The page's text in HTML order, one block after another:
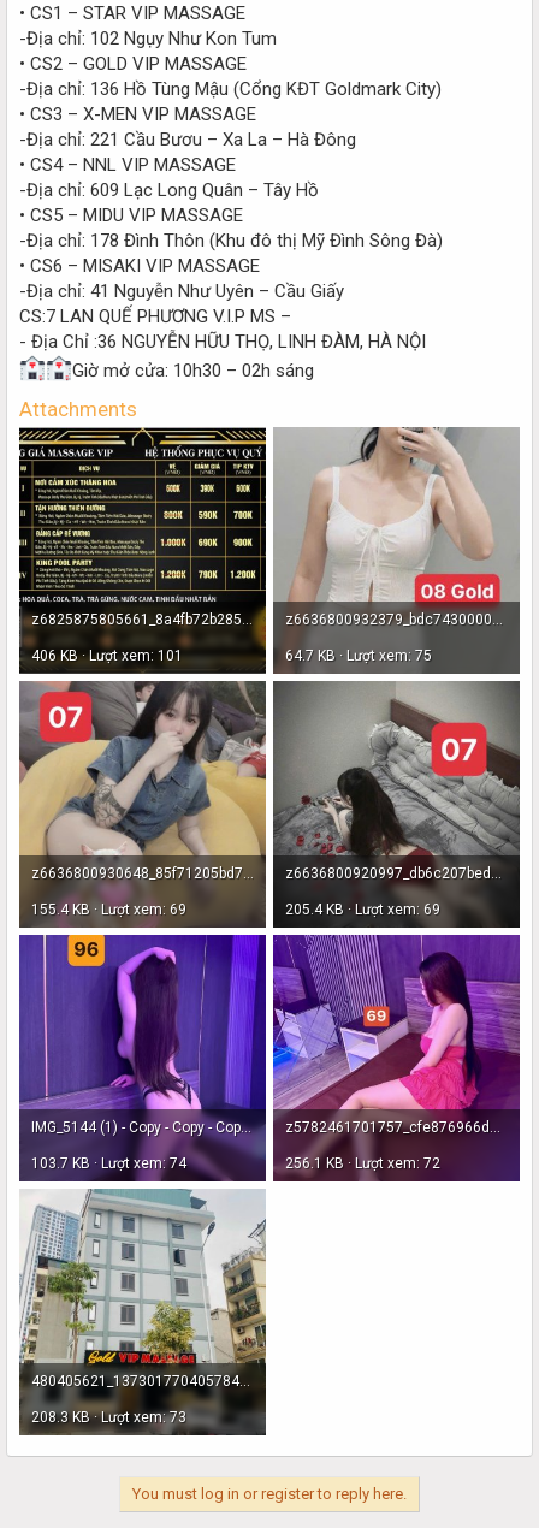
• CS1 – STAR VIP MASSAGE
-Địa chỉ: 102 Ngụy Như Kon Tum
• CS2 – GOLD VIP MASSAGE
-Địa chỉ: 136 Hồ Tùng Mậu (Cổng KĐT Goldmark City)
• CS3 – X-MEN VIP MASSAGE
-Địa chỉ: 221 Cầu Bươu – Xa La – Hà Đông
• CS4 – NNL VIP MASSAGE
-Địa chỉ: 609 Lạc Long Quân – Tây Hồ
• CS5 – MIDU VIP MASSAGE
-Địa chỉ: 178 Đình Thôn (Khu đô thị Mỹ Đình Sông Đà)
• CS6 – MISAKI VIP MASSAGE
-Địa chỉ: 41 Nguyễn Như Uyên – Cầu Giấy
CS:7 LAN QUẾ PHƯƠNG V.I.P MS –
- Địa Chỉ :36 NGUYỄN HỮU THỌ, LINH ĐÀM, HÀ NỘI
Giờ mở cửa: 10h30 – 02h sáng
Attachments
z6825875805661_8a4fb72b285c99c99894a845e484fc70.jpg
406 KB · Lượt xem: 101 64.7 KB · Lượt xem: 75
155.4 KB · Lượt xem: 69 205.4 KB · Lượt xem: 69
IMG_5144 (1) - Copy - Copy - Copy.JPG
103.7 KB · Lượt xem: 74 256.1 KB · Lượt xem: 72
480405621_1373017704057842_2695810844675579384_n.jpg
208.3 KB · Lượt xem: 73
You must log in or register to reply here.